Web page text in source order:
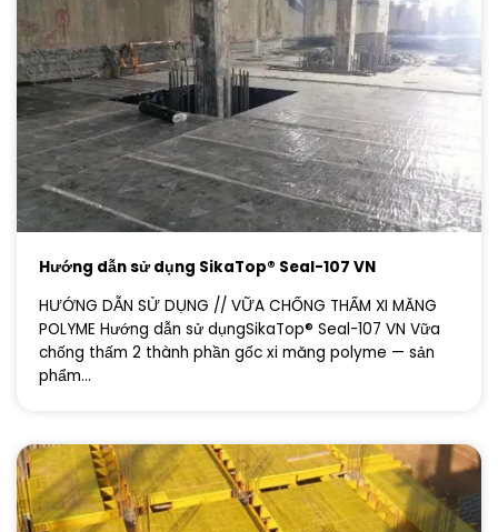
Hướng dẫn sử dụng SikaTop® Seal-107 VN
HƯỚNG DẪN SỬ DỤNG // VỮA CHỐNG THẤM XI MĂNG
POLYME Hướng dẫn sử dụngSikaTop® Seal-107 VN Vữa
chống thấm 2 thành phần gốc xi măng polyme — sản
phẩm...